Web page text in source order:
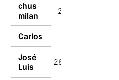
chus
milan
28/10/2024
Carlos
José
Luis
28/10/2024